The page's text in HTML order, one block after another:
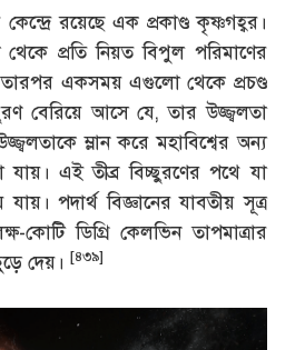
রয়েছে এক প্রকাণ্ড কৃষ্ণগহ্বর।
প্রতি নিয়ত বিপুল পরিমাণের
তারপর একসময় এগুলো থেকে প্রচণ্ড
বেরিয়ে আসে যে, তার উজ্জ্বলতা
ম্লান করে মহাবিশ্বের অন্য
যায়। এই তীব্র বিচ্ছুরণের পথে যা
পদার্থ বিজ্ঞানের যাবতীয় সূত্র
কোটি ডিগ্রি কেলভিন তাপমাত্রার
দেয়।[৪৩৯]